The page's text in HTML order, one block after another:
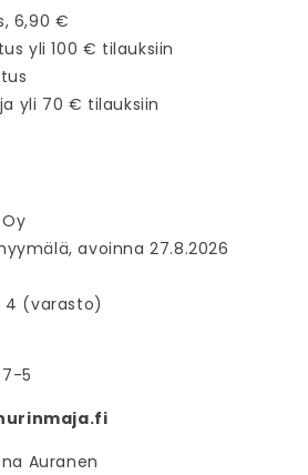
6,90 €
yli 100 € tilauksiin
yli 70 € tilauksiin
avoinna 27.8.2026
4 (varasto)
5
Auranen